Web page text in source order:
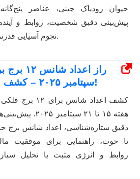
حیوان زودیاک چینی، عناصر
پیش‌بینی دقیق شخصیت، روابط و آینده
نجوم آسیایی قدرتمند.
سپتامبر ۲۰۲۵ – کشف موفقیت‌های پنهان!
کشف اعداد شانس برای ۱۲ برج
هفته ۱۵ تا ۲۱ سپتامبر ۲۰۲۵.
دقیق ستاره‌شناسی، اعداد شانس برج
تا حوت، راهنمایی برای موفقیت
روابط و انرژی مثبت با تحلیل